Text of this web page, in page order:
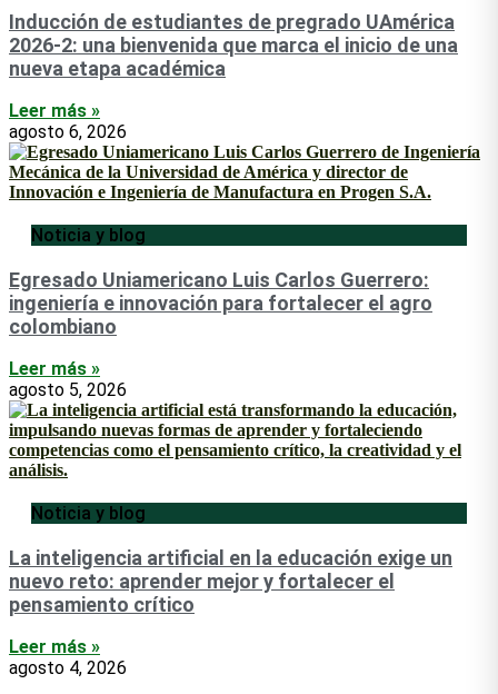
Inducción de estudiantes de pregrado UAmérica
2026-2: una bienvenida que marca el inicio de una
nueva etapa académica
Leer más »
agosto 6, 2026
Noticia y blog
Egresado Uniamericano Luis Carlos Guerrero:
ingeniería e innovación para fortalecer el agro
colombiano
Leer más »
agosto 5, 2026
Noticia y blog
La inteligencia artificial en la educación exige un
nuevo reto: aprender mejor y fortalecer el
pensamiento crítico
Leer más »
agosto 4, 2026